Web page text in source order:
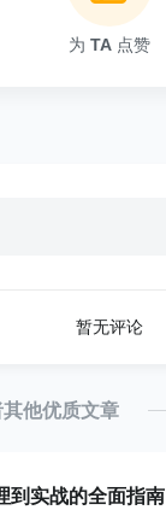
为 TA 点赞
暂无评论
他优质文章
到实战的全面指南